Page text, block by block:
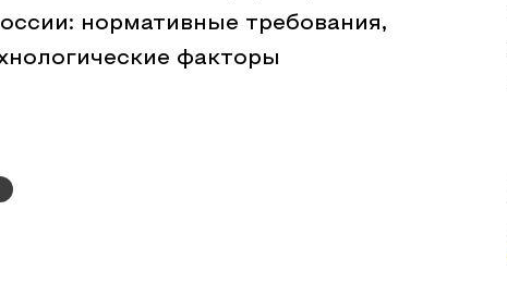
нормативные требования,
факторы